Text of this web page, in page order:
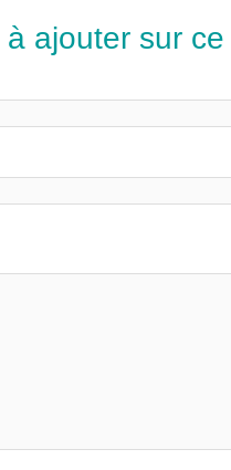
ajouter sur